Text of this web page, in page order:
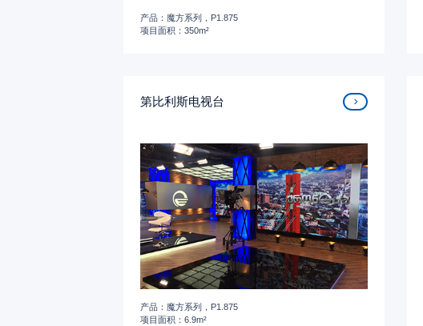
产品：魔方系列，P1.875
项目面积：350m²
第比利斯电视台
产品：魔方系列，P1.875
项目面积：6.9m²